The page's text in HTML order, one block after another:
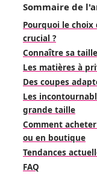
Sommaire de
Pourquoi le
crucial ?
Connaître sa
Les matières à
Des coupes
Les
grande taille
Comment
ou en boutique
Tendances
FAQ